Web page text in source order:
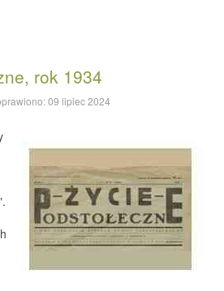
rok 1934
09 lipiec 2024